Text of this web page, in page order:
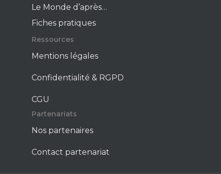
Le Monde d’après…
Fiches pratiques
Ressources
Mentions légales
Confidentialité & RGPD
CGU
Partenariats
Nos partenaires
Contact partenariat